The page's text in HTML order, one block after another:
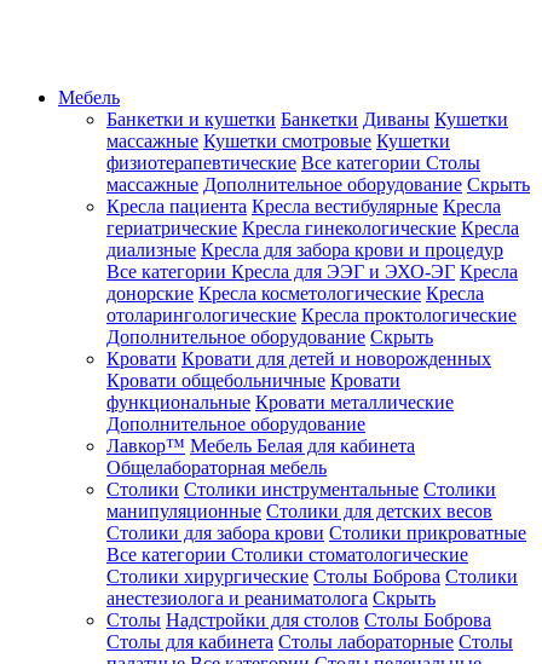
Мебель
Банкетки и кушетки Банкетки Диваны Кушетки
массажные Кушетки смотровые Кушетки
физиотерапевтические Все категории Столы
массажные Дополнительное оборудование Скрыть
Кресла пациента Кресла вестибулярные Кресла
гериатрические Кресла гинекологические Кресла
диализные Кресла для забора крови и процедур
Все категории Кресла для ЭЭГ и ЭХО-ЭГ Кресла
донорские Кресла косметологические Кресла
отоларингологические Кресла проктологические
Дополнительное оборудование Скрыть
Кровати Кровати для детей и новорожденных
Кровати общебольничные Кровати
функциональные Кровати металлические
Дополнительное оборудование
Лавкор™ Мебель Белая для кабинета
Общелабораторная мебель
Столики Столики инструментальные Столики
манипуляционные Столики для детских весов
Столики для забора крови Столики прикроватные
Все категории Столики стоматологические
Столики хирургические Столы Боброва Столики
анестезиолога и реаниматолога Скрыть
Столы Надстройки для столов Столы Боброва
Столы для кабинета Столы лабораторные Столы